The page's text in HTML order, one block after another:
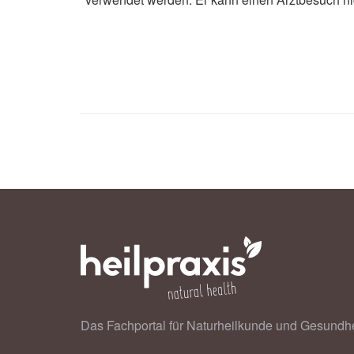
Sorich: Efficacy of first-line
lung cancer receiving proton
Das Fachportal für Naturheilkunde und